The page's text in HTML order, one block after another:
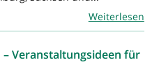
Weiterlesen
Veranstaltungsideen für